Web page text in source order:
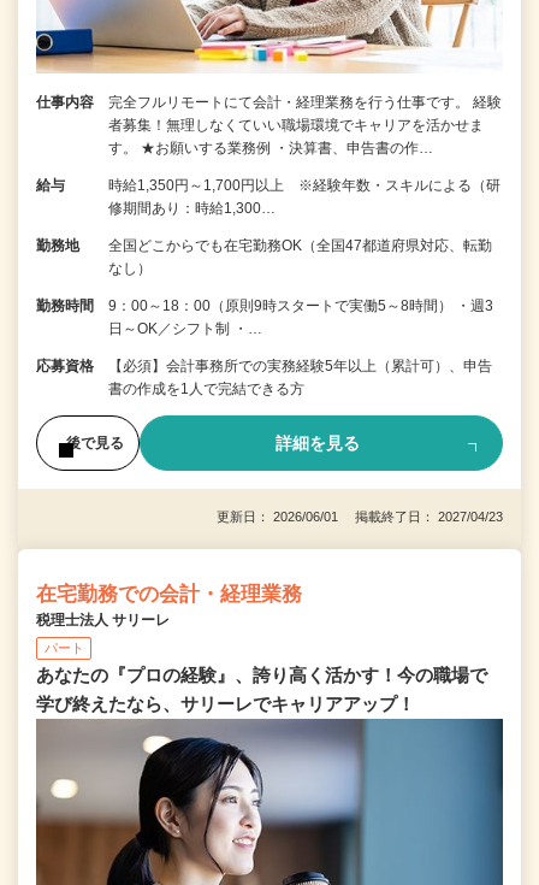
仕事内容
完全フルリモートにて会計・経理業務を行う仕事です。 経験
者募集！無理しなくていい職場環境でキャリアを活かせま
す。 ★お願いする業務例 ・決算書、申告書の作…
給与
時給1,350円～1,700円以上 ※経験年数・スキルによる（研
修期間あり：時給1,300…
勤務地
全国どこからでも在宅勤務OK（全国47都道府県対応、転勤
なし）
勤務時間
9：00～18：00（原則9時スタートで実働5～8時間） ・週3
日～OK／シフト制 ・…
応募資格
【必須】会計事務所での実務経験5年以上（累計可）、申告
書の作成を1人で完結できる方
後で見る 詳細を見る
更新日： 2026/06/01 掲載終了日： 2027/04/23
在宅勤務での会計・経理業務
税理士法人 サリーレ
パート
あなたの『プロの経験』、誇り高く活かす！今の職場で
学び終えたなら、サリーレでキャリアアップ！